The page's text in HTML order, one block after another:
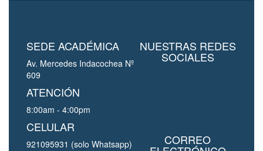
SEDE ACADÉMICA
Av. Mercedes Indacochea Nº
609
ATENCIÓN
8:00am - 4:00pm
CELULAR
921095931 (solo Whatsapp)
NUESTRAS REDES
SOCIALES
CORREO